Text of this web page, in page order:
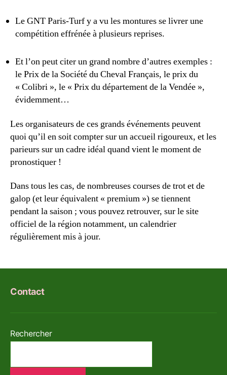
Le GNT Paris-Turf y a vu les montures se livrer une
compétition effrénée à plusieurs reprises.
Et l’on peut citer un grand nombre d’autres exemples :
le Prix de la Société du Cheval Français, le prix du
« Colibri », le « Prix du département de la Vendée »,
évidemment…
Les organisateurs de ces grands événements peuvent
quoi qu’il en soit compter sur un accueil rigoureux, et les
parieurs sur un cadre idéal quand vient le moment de
pronostiquer !
Dans tous les cas, de nombreuses courses de trot et de
galop (et leur équivalent « premium ») se tiennent
pendant la saison ; vous pouvez retrouver, sur le site
officiel de la région notamment, un calendrier
régulièrement mis à jour.
Contact
Rechercher